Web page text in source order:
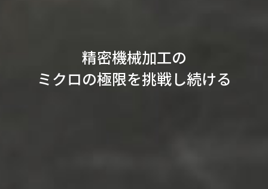
精密機械加工の
ミクロの極限を挑戦し続ける